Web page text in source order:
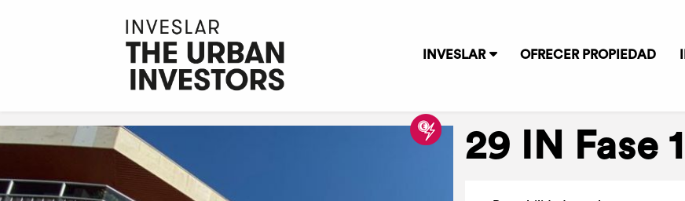
INVESLAR OFRECER PROPIEDAD
29 IN Fase 1